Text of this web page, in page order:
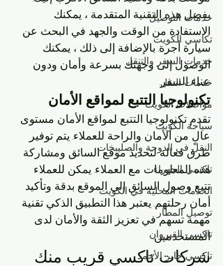
خدمات التوصيل
تكاسي الكويت
خدمات السفر والتنقل
خدمات النقل
مواصلات الكويت
سياحة الكويت
النقل في الدوحة والصليبخات
تاكسي الجهراء
الخدمات المحلية في الكويت
توصيل المطار
تاكسي القيروان
تاكسي جابر الأحمد
بفضل هذه التقنية المتقدمة ، يمكنك
الاستفادة من الوقت والجهد في البحث عن
سيارة أجرة. بالإضافة إلى ذلك ، يمكنك
الوصول إلى وجهتك بسرعة وأمان ودون
عناء السفر.
تكنولوجيا التتبع لمواقع الأمان
تقدم تكنولوجيا التتبع لمواقع الأمان مستوى
عالٍ من الأمان والراحة للعملاء. يتم توفير
طرق فعالة لتحديد موقع السائق ومشاركة
هذه المعلومات مع العملاء. يمكن للعملاء
تتبع وصول السائق إلى الموقع بدقة وتأكيد
أمان رحلتهم. يعتبر هذا التطبيق الذكي تقنية
مهمة تسهم في تعزيز الثقة والأمان لدى
المستخدمين.
شركات تاكسي قريب منك